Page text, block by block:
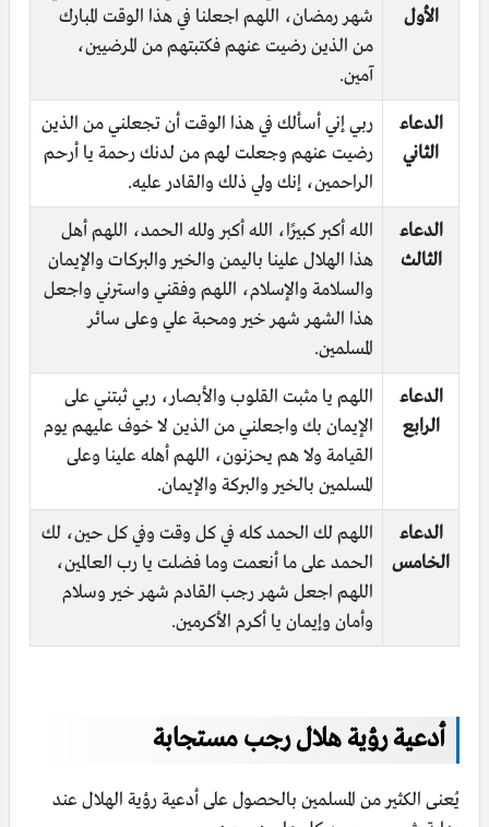
الأول
شهر رمضان، اللهم اجعلنا في هذا الوقت المبارك
من الذين رضيت عنهم فكتبتهم من المرضيين،
آمين.
الدعاء
الثاني
ربي إني أسألك في هذا الوقت أن تجعلني من الذين
رضيت عنهم وجعلت لهم من لدنك رحمة يا أرحم
الراحمين، إنك ولي ذلك والقادر عليه.
الدعاء
الثالث
الله أكبر كبيرًا، الله أكبر ولله الحمد، اللهم أهل
هذا الهلال علينا باليمن والخير والبركات والإيمان
والسلامة والإسلام، اللهم وفقني واسترني واجعل
هذا الشهر شهر خير ومحبة علي وعلى سائر
المسلمين.
الدعاء
الرابع
اللهم يا مثبت القلوب والأبصار، ربي ثبتني على
الإيمان بك واجعلني من الذين لا خوف عليهم يوم
القيامة ولا هم يحزنون، اللهم أهله علينا وعلى
المسلمين بالخير والبركة والإيمان.
الدعاء
الخامس
اللهم لك الحمد كله في كل وقت وفي كل حين، لك
الحمد على ما أنعمت وما فضلت يا رب العالمين،
اللهم اجعل شهر رجب القادم شهر خير وسلام
وأمان وإيمان يا أكرم الأكرمين.
أدعية رؤية هلال رجب مستجابة
يُعنى الكثير من المسلمين بالحصول على أدعية رؤية الهلال عند